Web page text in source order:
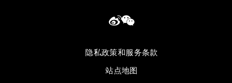
隐私政策和服务条款
站点地图